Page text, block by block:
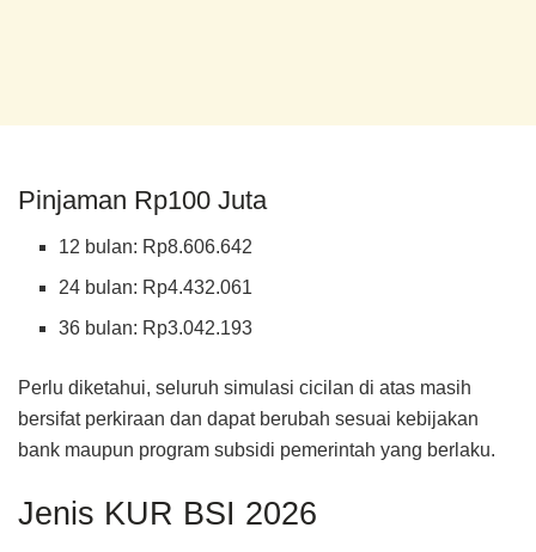
Pinjaman Rp100 Juta
12 bulan: Rp8.606.642
24 bulan: Rp4.432.061
36 bulan: Rp3.042.193
Perlu diketahui, seluruh simulasi cicilan di atas masih
bersifat perkiraan dan dapat berubah sesuai kebijakan
bank maupun program subsidi pemerintah yang berlaku.
Jenis KUR BSI 2026